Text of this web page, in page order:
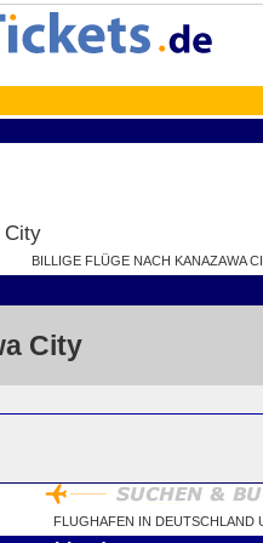
City
BILLIGE FLÜGE NACH KANAZAWA
City
FLUGHAFEN IN DEUTSCHLAND